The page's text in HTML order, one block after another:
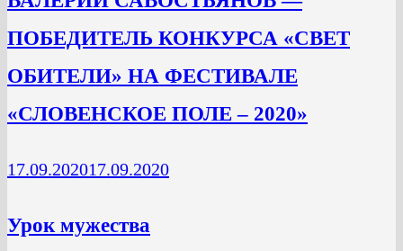
ПОБЕДИТЕЛЬ КОНКУРСА «СВЕТ
ОБИТЕЛИ» НА ФЕСТИВАЛЕ
«СЛОВЕНСКОЕ ПОЛЕ – 2020»
17.09.202017.09.2020
Урок мужества